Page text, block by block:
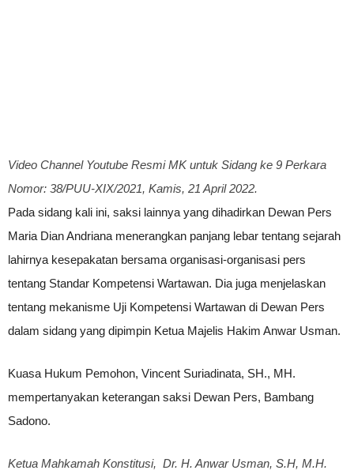
Video Channel Youtube Resmi MK untuk Sidang ke 9 Perkara
Nomor: 38/PUU-XIX/2021, Kamis, 21 April 2022.
Pada sidang kali ini, saksi lainnya yang dihadirkan Dewan Pers
Maria Dian Andriana menerangkan panjang lebar tentang sejarah
lahirnya kesepakatan bersama organisasi-organisasi pers
tentang Standar Kompetensi Wartawan. Dia juga menjelaskan
tentang mekanisme Uji Kompetensi Wartawan di Dewan Pers
dalam sidang yang dipimpin Ketua Majelis Hakim Anwar Usman.
Kuasa Hukum Pemohon, Vincent Suriadinata, SH., MH.
mempertanyakan keterangan saksi Dewan Pers, Bambang
Sadono.
Ketua Mahkamah Konstitusi, Dr. H. Anwar Usman, S.H, M.H.